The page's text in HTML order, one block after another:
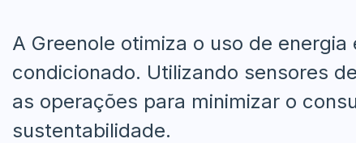
A Greenole otimiza o uso de
condicionado. Utilizando sensores
as operações para minimizar o
sustentabilidade.